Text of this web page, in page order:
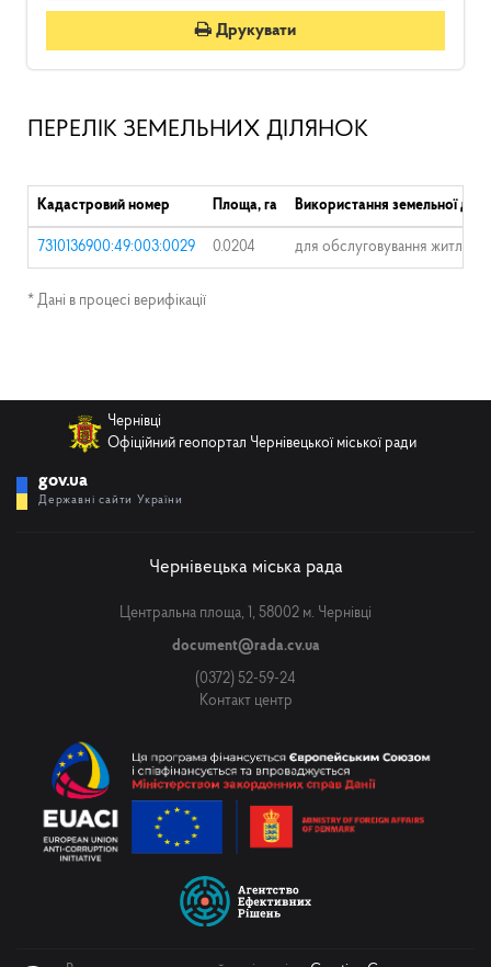
Друкувати
ПЕРЕЛІК ЗЕМЕЛЬНИХ ДІЛЯНОК
Кадастровий номер Площа, га Використання земельної
7310136900:49:003:0029 0.0204 для обслуговування
* Дані в процесі верифікації
Чернівці
Офіційний геопортал Чернівецької міської ради
gov.ua
Державні сайти України
Чернівецька міська рада
Центральна площа, 1, 58002 м. Чернівці
document@rada.cv.ua
(0372) 52-59-24
Контакт центр